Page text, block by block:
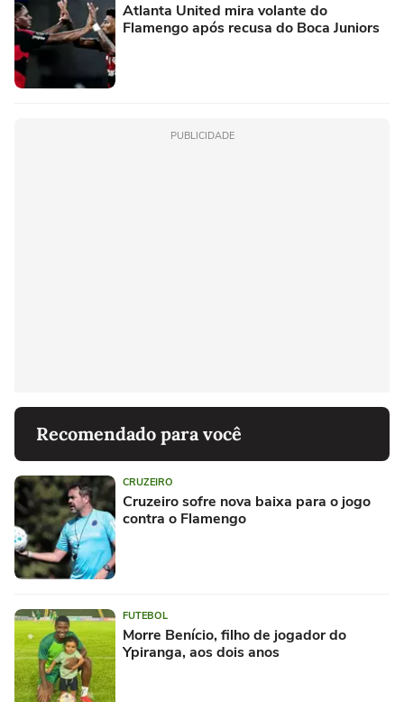
Atlanta United mira volante do
Flamengo após recusa do Boca Juniors
PUBLICIDADE
Recomendado para você
CRUZEIRO
Cruzeiro sofre nova baixa para o jogo
contra o Flamengo
FUTEBOL
Morre Benício, filho de jogador do
Ypiranga, aos dois anos